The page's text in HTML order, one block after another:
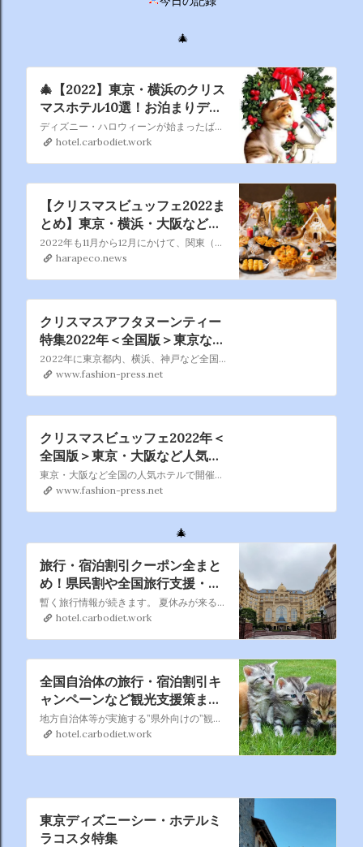
🎄
🎄【2022】東京・横浜のクリス
マスホテル10選！お泊まりデー
トのおすすめプラン - OZmallディズニー・ハロウィーンが始まったばかりなのに もうクリスマスの話題ですかって、今のうちに書いておかないと あっという間にクリスマスシーズンに突入しますからね。 ねって、あらまあもう突入してますね、クリスマスは早い者勝ち！
hotel.carbodiet.work
【クリスマスビュッフェ2022ま
とめ】東京・横浜・大阪などの
ホテル予約！スイーツブッフェ
にディナーも！ – はらぺこニュ
ース
2022年も11月から12月にかけて、関東（東京・横浜・千葉）や名古屋、関西（大阪・京都・神戸）など全国の有名ホテルの多くで、クリスマススイーツビュッフェや、ローストチキン＆ローストビーフが提供されるクリスマスランチブッフェ・クリスマスディナーブッフェが開催されます。そこで、エリアごとにクリスマスイベントの一覧を作ってみました！シュトーレンなどクリスマスシー…
harapeco.news
クリスマスアフタヌーンティー
特集2022年＜全国版＞東京など
有名ホテルが贈る冬スイーツ
2022年に東京都内、横浜、神戸など全国の有名ホテルや人気カフェで楽しめる、おすすめの「クリスマスアフタヌーンティー」を特集。中には予約必至のプランもあるので、気になるものは早めのチェックが必要だ。本...
www.fashion-press.net
クリスマスビュッフェ2022年＜
全国版＞東京・大阪など人気ホ
テルのスイーツ食べ放題
東京・大阪など全国の人気ホテルで開催される「クリスマスビュッフェ2022年」を特集。サンタクロースやクリスマスツリーなどをモチーフにしたデザートビュッフェから、遊び心をきかせたユニークな冬スイーツの食...
www.fashion-press.net
🎄
旅行・宿泊割引クーポン全まと
め！県民割や全国旅行支援・自
治体クーポン情報を随時更新
暫く旅行情報が続きます。 夏休みが来る前にお得にいろんなところを旅してホテルに宿泊したいですね。
hotel.carbodiet.work
全国自治体の旅行・宿泊割引キ
ャンペーンなど観光支援策まと
め｜県民割・GoToトラベル併
用も
地方自治体等が実施する”県外向けの”観光復興支援策（旅行・宿泊割引、プレミアム付宿泊券などの観光キャンペーン）を都道府県別に掲載しています。インターネットを探し回らなくても、一覧からお得な観光キャンペーンを見つけることできます。
hotel.carbodiet.work
東京ディズニーシー・ホテルミ
ラコスタ特集